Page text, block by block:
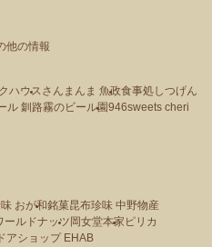
他の情報
ハウス さんまんま 魚政食事処しつげん
ル 釧路霧のビール園946sweets cheri
おが和銘菓昆布珍味 中野物産
ールドナッツ 岡女堂本家 ピリカ
アショップ EHAB